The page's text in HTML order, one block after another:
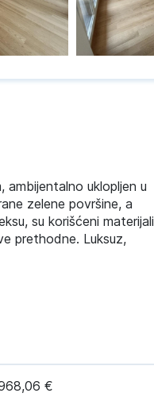
uklopljen u
zelene površine, a
su korišćeni materijali
prethodne. Luksuz,
€